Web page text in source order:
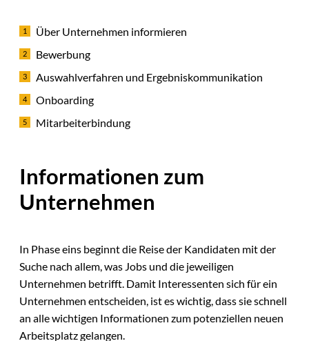
Über Unternehmen informieren
Bewerbung
Auswahlverfahren und Ergebniskommunikation
Onboarding
Mitarbeiterbindung
Informationen zum
Unternehmen
In Phase eins beginnt die Reise der Kandidaten mit der
Suche nach allem, was Jobs und die jeweiligen
Unternehmen betrifft. Damit Interessenten sich für ein
Unternehmen entscheiden, ist es wichtig, dass sie schnell
an alle wichtigen Informationen zum potenziellen neuen
Arbeitsplatz gelangen.